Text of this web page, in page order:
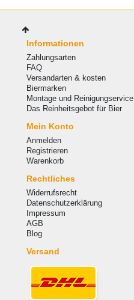
Informationen
Zahlungsarten
FAQ
Versandarten & kosten
Biermarken
Montage und Reinigungservice
Das Reinheitsgebot für Bier
Mein Konto
Anmelden
Registrieren
Warenkorb
Rechtliches
Widerrufsrecht
Datenschutzerklärung
Impressum
AGB
Blog
Versand